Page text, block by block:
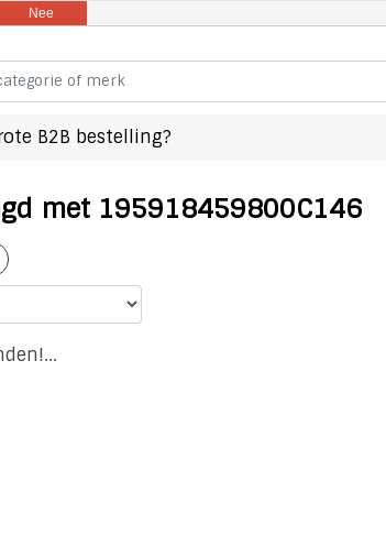
B2B bestelling?
met 195918459800C146
Nee